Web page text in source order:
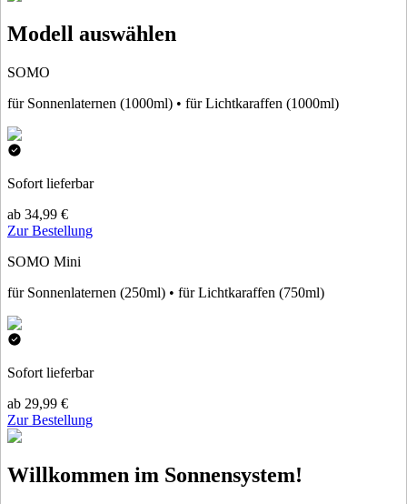
Modell auswählen
SOMO
für Sonnenlaternen (1000ml) • für Lichtkaraffen (1000ml)
Sofort lieferbar
ab 34,99 €
Zur Bestellung
SOMO Mini
für Sonnenlaternen (250ml) • für Lichtkaraffen (750ml)
Sofort lieferbar
ab 29,99 €
Zur Bestellung
Willkommen im Sonnensystem!